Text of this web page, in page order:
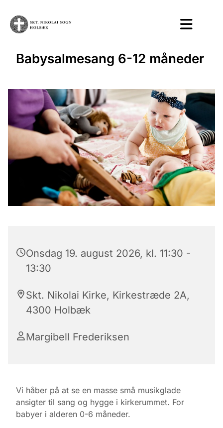
Babysalmesang 6-12 måneder
Onsdag 19. august 2026, kl. 11:30 -
13:30
Skt. Nikolai Kirke, Kirkestræde 2A,
4300 Holbæk
Margibell Frederiksen
Vi håber på at se en masse små musikglade
ansigter til sang og hygge i kirkerummet. For
babyer i alderen 0-6 måneder.